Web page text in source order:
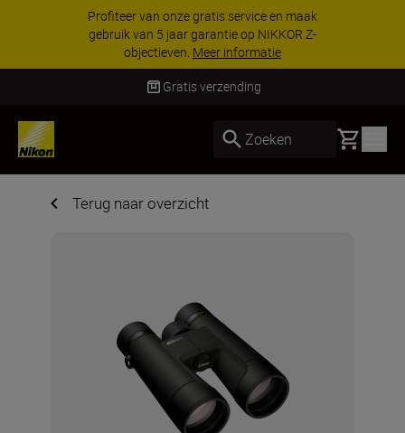
KORTING OP ACCESSOIRES | Bespaar 15%
geselecteerde accessoires, maak je kit
nog compleet
Gratis verzending
Zoeken Basket
Terug naar overzicht